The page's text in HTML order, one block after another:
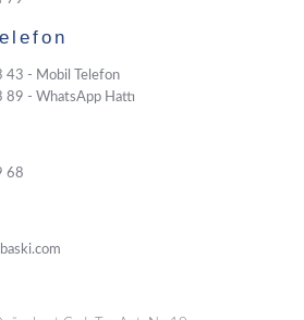
- Mobil Telefon
- WhatsApp Hattı
68